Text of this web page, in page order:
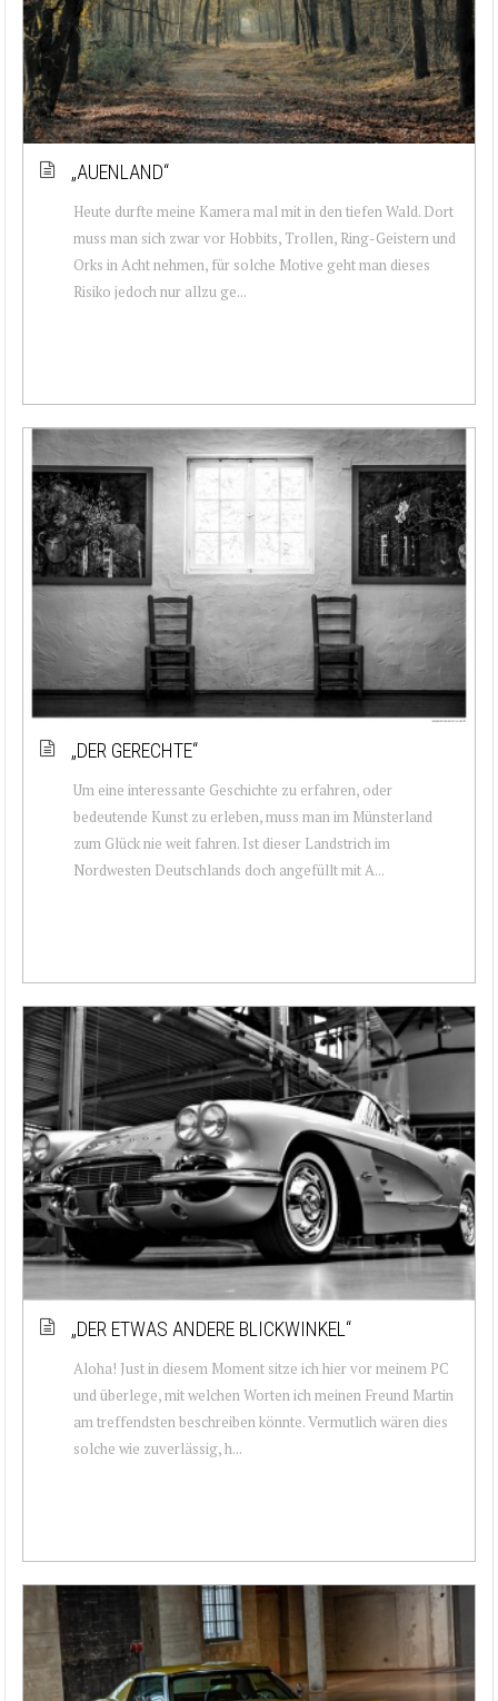
„AUENLAND“
Heute durfte meine Kamera mal mit in den tiefen Wald. Dort
muss man sich zwar vor Hobbits, Trollen, Ring-Geistern und
Orks in Acht nehmen, für solche Motive geht man dieses
Risiko jedoch nur allzu ge...
„DER GERECHTE“
Um eine interessante Geschichte zu erfahren, oder
bedeutende Kunst zu erleben, muss man im Münsterland
zum Glück nie weit fahren. Ist dieser Landstrich im
Nordwesten Deutschlands doch angefüllt mit A...
„DER ETWAS ANDERE BLICKWINKEL“
Aloha! Just in diesem Moment sitze ich hier vor meinem PC
und überlege, mit welchen Worten ich meinen Freund Martin
am treffendsten beschreiben könnte. Vermutlich wären dies
solche wie zuverlässig, h...